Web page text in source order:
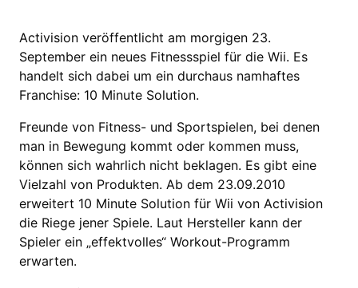
Activision veröffentlicht am morgigen 23.
September ein neues Fitnessspiel für die Wii. Es
handelt sich dabei um ein durchaus namhaftes
Franchise: 10 Minute Solution.
Freunde von Fitness- und Sportspielen, bei denen
man in Bewegung kommt oder kommen muss,
können sich wahrlich nicht beklagen. Es gibt eine
Vielzahl von Produkten. Ab dem 23.09.2010
erweitert 10 Minute Solution für Wii von Activision
die Riege jener Spiele. Laut Hersteller kann der
Spieler ein „effektvolles“ Workout-Programm
erwarten.